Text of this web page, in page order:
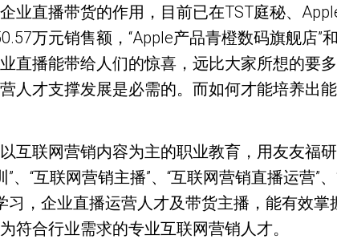
业直播带货的作用，目前已在TST庭秘、
万元销售额，“Apple产品青橙数码旗舰店”
直播能带给人们的惊喜，远比大家所想的要
人才支撑发展是必需的。而如何才能培养
互联网营销内容为主的职业教育，用友友福
”、“互联网营销主播”、“互联网营销直播运营
习，企业直播运营人才及带货主播，能有效
符合行业需求的专业互联网营销人才。